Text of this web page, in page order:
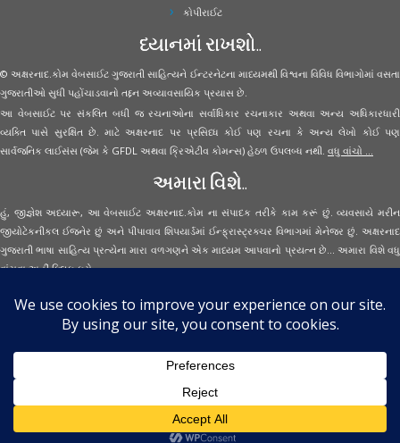
કોપીરાઈટ
ધ્યાનમાં રાખશો..
© અક્ષરનાદ.કોમ વેબસાઈટ ગુજરાતી સાહિત્યને ઈન્ટરનેટના માધ્યમથી વિશ્વના વિવિધ વિભાગોમાં વસતા
ગુજરાતીઓ સુધી પહોંચાડવાનો તદ્દન અવ્યાવસાયિક પ્રયાસ છે.
આ વેબસાઈટ પર સંકલિત બધી જ રચનાઓના સર્વાધિકાર રચનાકાર અથવા અન્ય અધિકારધારી
વ્યક્તિ પાસે સુરક્ષિત છે. માટે અક્ષરનાદ પર પ્રસિધ્ધ કોઈ પણ રચના કે અન્ય લેખો કોઈ પણ
સાર્વજનિક લાઈસંસ (જેમ કે GFDL અથવા ક્રિએટીવ કોમન્સ) હેઠળ ઉપલબ્ધ નથી. વધુ વાંચો ...
અમારા વિશે..
હું, જીજ્ઞેશ અધ્યારૂ, આ વેબસાઈટ અક્ષરનાદ.કોમ ના સંપાદક તરીકે કામ કરૂં છું. વ્યવસાયે મરીન
જીયોટેકનીકલ ઈજનેર છું અને પીપાવાવ શિપયાર્ડમાં ઈન્ફ્રાસ્ટ્રક્ચર વિભાગમાં મેનેજર છું. અક્ષરનાદ
ગુજરાતી ભાષા સાહિત્ય પ્રત્યેના મારા વળગણને એક માધ્યમ આપવાનો પ્રયત્ન છે... અમારા વિશે વધુ
વાંચવાઅહીં ક્લિક કરો...
Secured Site Assurance
Aksharnaad.com
By Jignesh Adhyaru ·
· All Rights Reserved ·